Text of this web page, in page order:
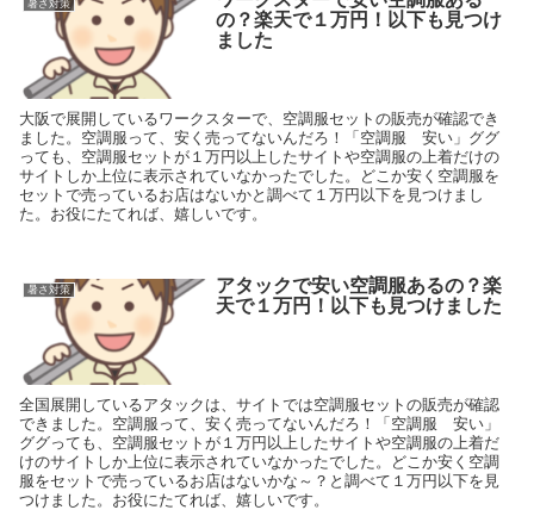
暑さ対策
の？楽天で１万円！以下も見つけ
ました
大阪で展開しているワークスターで、空調服セットの販売が確認でき
ました。空調服って、安く売ってないんだろ！「空調服 安い」ググ
っても、空調服セットが１万円以上したサイトや空調服の上着だけの
サイトしか上位に表示されていなかったでした。どこか安く空調服を
セットで売っているお店はないかと調べて１万円以下を見つけまし
た。お役にたてれば、嬉しいです。
暑さ対策
アタックで安い空調服あるの？楽
天で１万円！以下も見つけました
全国展開しているアタックは、サイトでは空調服セットの販売が確認
できました。空調服って、安く売ってないんだろ！「空調服 安い」
ググっても、空調服セットが１万円以上したサイトや空調服の上着だ
けのサイトしか上位に表示されていなかったでした。どこか安く空調
服をセットで売っているお店はないかな～？と調べて１万円以下を見
つけました。お役にたてれば、嬉しいです。